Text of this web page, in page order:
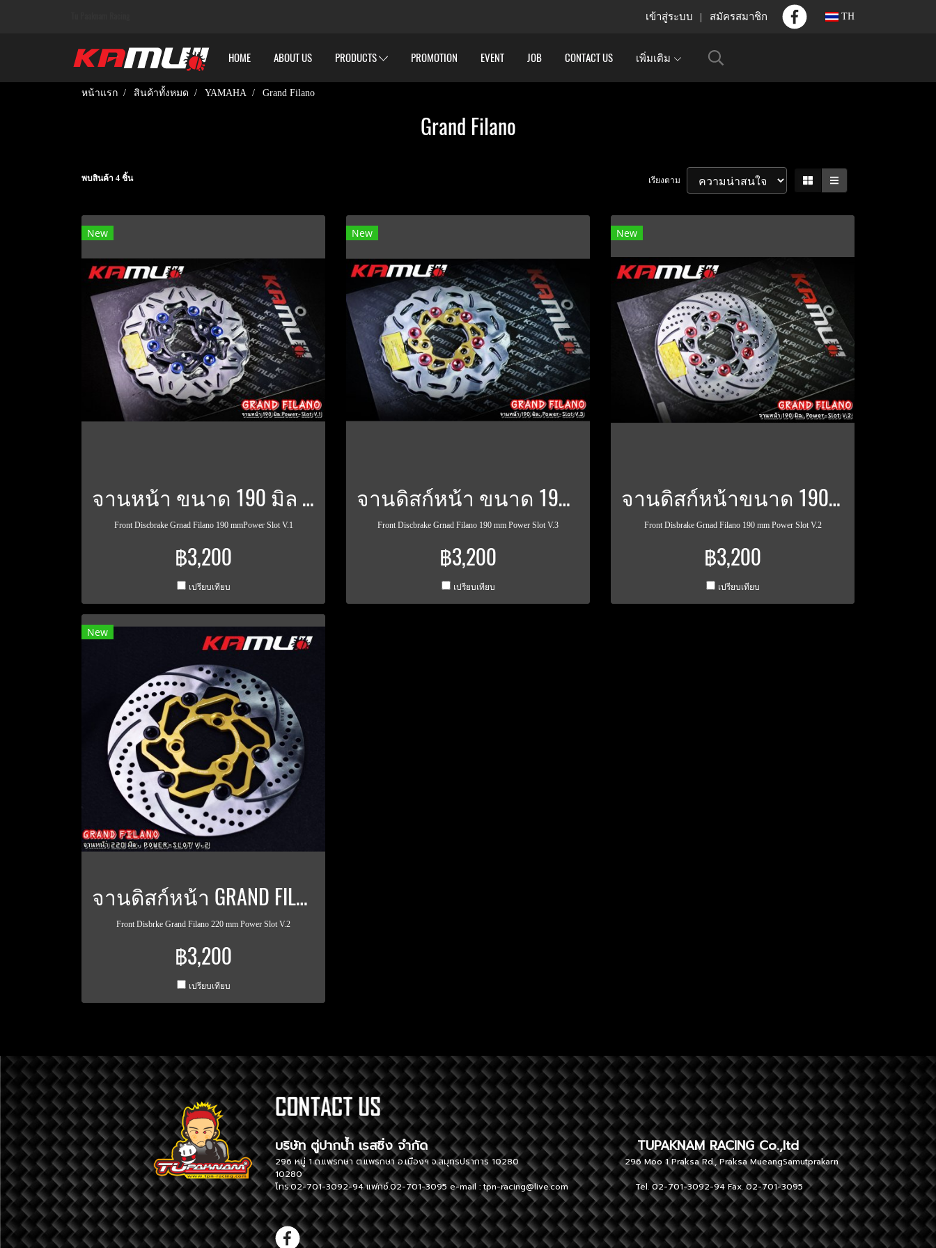
เข้าสู่ระบบ สมัครสมาชิก TH
HOME ABOUT US PRODUCTS PROMOTION EVENT JOB CONTACT US เพิ่มเติม
หน้าแรก สินค้าทั้งหมด YAMAHA Grand Filano
Grand Filano
พบสินค้า 4 ชิ้น เรียงตาม
New
จานหน้า ขนาด 190 มิล Power Slot V.1 GRNAD-FILANO
Front Discbrake Grnad Filano 190 mmPower Slot V.1
฿3,200
เปรียบเทียบ
New
จานดิสก์หน้า ขนาด 190 มิล Power Slot V.3 GRAND-FILAN
Front Discbrake Grnad Filano 190 mm Power Slot V.3
฿3,200
เปรียบเทียบ
New
จานดิสก์หน้าขนาด 190 มิล Power Slot V.2 GRAND-FILANO
Front Disbrake Grnad Filano 190 mm Power Slot V.2
฿3,200
เปรียบเทียบ
New
จานดิสก์หน้า GRAND FILAN / FAZZIO ขนาด 220 มิล POWER SLOT V.2
Front Disbrke Grand Filano 220 mm Power Slot V.2
฿3,200
เปรียบเทียบ
บริษัท ตู่ปากน้ำ เรสซิ่ง จำกัด TUPAKNAM RACING Co.,ltd
296 หมู่ 1 ถ.แพรกษา ต.แพรกษา อ.เมืองฯ จ.สมุทรปราการ 10280 296 Moo 1 Praksa Rd., Praksa MueangSamutprakarn
10280
โทร.02-701-3092-94 แฟกซ์.02-701-3095 e-mail :tpn-racing@live.comTel. 02-701-3092-94 Fax. 02-701-3095